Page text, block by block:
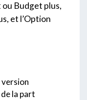
Budget plus,
et l’Option
la part